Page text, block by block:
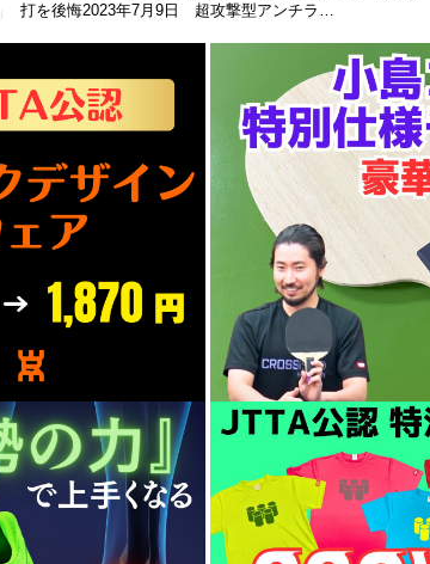
打を後悔2023年7月9日 超攻撃型アンチラ…